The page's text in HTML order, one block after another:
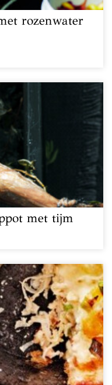
rozenwater
met tijm